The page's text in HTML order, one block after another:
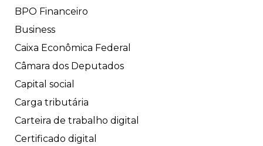
BPO Financeiro
Business
Caixa Econômica Federal
Câmara dos Deputados
Capital social
Carga tributária
Carteira de trabalho digital
Certificado digital